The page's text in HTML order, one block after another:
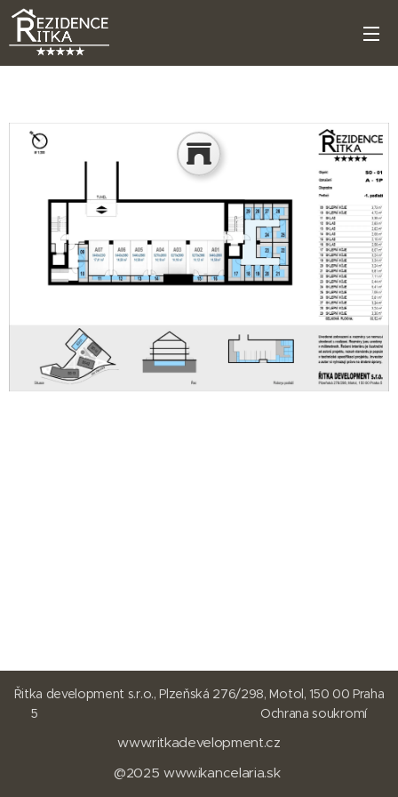
Řitka development s.r.o., Plzeňská 276/298, Motol, 150 00 Praha
5 Ochrana soukromí
www.ritkadevelopment.cz
@2025www.ikancelaria.sk